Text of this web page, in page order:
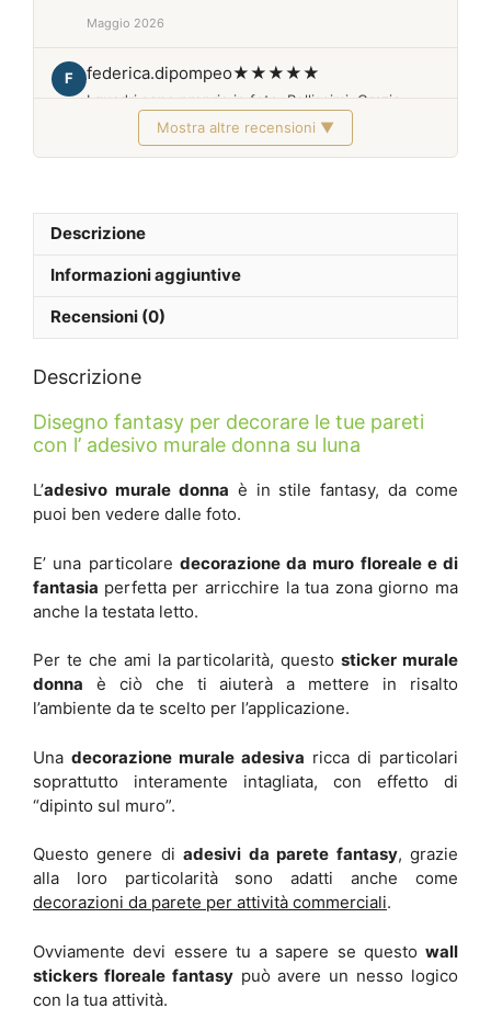
Maggio 2026
F federica.dipompeo★★★★★
I quadri sono proprio in foto. Bellissimi. Grazie
Febbraio 2026
Mostra altre recensioni ▼
Descrizione
Informazioni aggiuntive
Recensioni (0)
Descrizione
Disegno fantasy per decorare le tue pareti
con l’ adesivo murale donna su luna
L’adesivo murale donna è in stile fantasy, da come
puoi ben vedere dalle foto.
E’ una particolare decorazione da muro floreale e di
fantasia perfetta per arricchire la tua zona giorno ma
anche la testata letto.
Per te che ami la particolarità, questosticker murale
donna è ciò che ti aiuterà a mettere in risalto
l’ambiente da te scelto per l’applicazione.
Una decorazione murale adesiva ricca di particolari
soprattutto interamente intagliata, con effetto di
“dipinto sul muro”.
Questo genere diadesivi da parete fantasy, grazie
alla loro particolarità sono adatti anche come
decorazioni da parete per attività commerciali.
Ovviamente devi essere tu a sapere se questo wall
stickers floreale fantasypuò avere un nesso logico
con la tua attività.